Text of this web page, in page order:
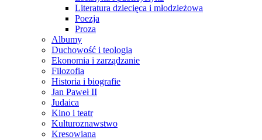
Literatura dziecięca i młodzieżowa
Poezja
Proza
Albumy
Duchowość i teologia
Ekonomia i zarządzanie
Filozofia
Historia i biografie
Jan Paweł II
Judaica
Kino i teatr
Kulturoznawstwo
Kresowiana